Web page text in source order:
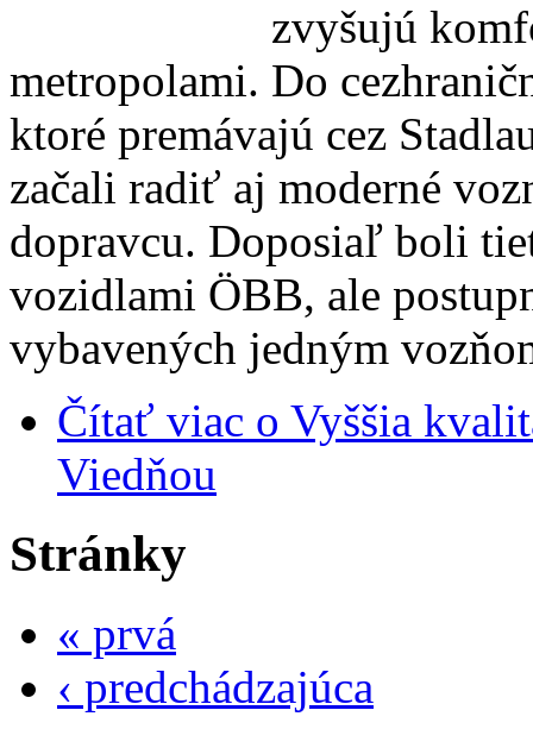
zvyšujú
metropolami. Do
ktoré premávajú cez
začali radiť aj moderné
dopravcu. Doposiaľ boli
vozidlami ÖBB, ale
vybavených jedným
Čítať viac o Vyššia
Viedňou
Stránky
« prvá
‹ predchádzajúca